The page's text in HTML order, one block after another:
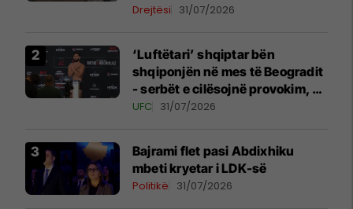
kadastrale
Drejtësi 31/07/2026
‘Luftëtari’ shqiptar bën
shqiponjën në mes të Beogradit
- serbët e cilësojnë provokim, ai
e cilëson simbol të identitetit
UFC 31/07/2026
Bajrami flet pasi Abdixhiku
mbeti kryetar i LDK-së
Politikë 31/07/2026